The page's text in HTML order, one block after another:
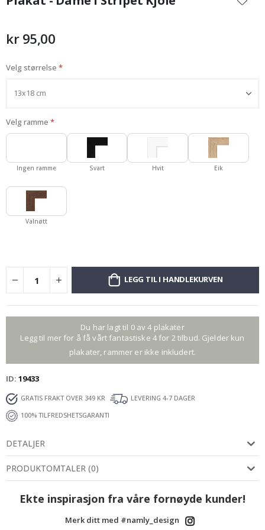
begynnelsen
kr 95,00
Velg størrelse
Velg ramme
Ingen ramme Svart Hvit Eik
Valnøtt
LEGG TIL I HANDLEKURVEN
Du har lagt til 0 av 4 plakater
Legg til mer for å få vårt fantastiske 4 for 2 tilbud. Gjelder kun
plakater, rammer er ikke inkludert.
ID 19433
GRATIS FRAKT OVER 349 KR
LEVERING 4-7 DAGER
100% TILFREDSHETSGARANTI
DETALJER
PRODUKTOMTALER (0)
Ekte inspirasjon fra våre fornøyde kunder!
Merk ditt med #namly_design